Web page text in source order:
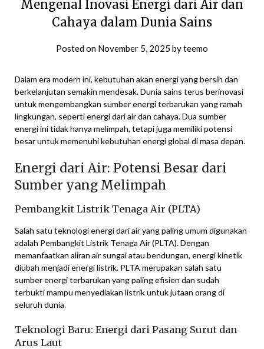
Mengenal Inovasi Energi dari Air dan
Cahaya dalam Dunia Sains
Posted on November 5, 2025 byteemo
Dalam era modern ini, kebutuhan akan energi yang bersih dan
berkelanjutan semakin mendesak. Dunia sains terus berinovasi
untuk mengembangkan sumber energi terbarukan yang ramah
lingkungan, seperti energi dari air dan cahaya. Dua sumber
energi ini tidak hanya melimpah, tetapi juga memiliki potensi
besar untuk memenuhi kebutuhan energi global di masa depan.
Energi dari Air: Potensi Besar dari
Sumber yang Melimpah
Pembangkit Listrik Tenaga Air (PLTA)
Salah satu teknologi energi dari air yang paling umum digunakan
adalah Pembangkit Listrik Tenaga Air (PLTA). Dengan
memanfaatkan aliran air sungai atau bendungan, energi kinetik
diubah menjadi energi listrik. PLTA merupakan salah satu
sumber energi terbarukan yang paling efisien dan sudah
terbukti mampu menyediakan listrik untuk jutaan orang di
seluruh dunia.
Teknologi Baru: Energi dari Pasang Surut dan
Arus Laut